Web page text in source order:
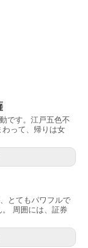
です。江戸五色不
って、帰りは女
とてもパワフルで
周囲には、証券